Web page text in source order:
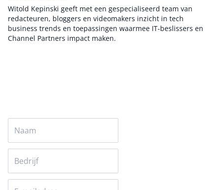
Witold Kepinski geeft met een gespecialiseerd team van
redacteuren, bloggers en videomakers inzicht in tech
business trends en toepassingen waarmee IT-beslissers en
Channel Partners impact maken.